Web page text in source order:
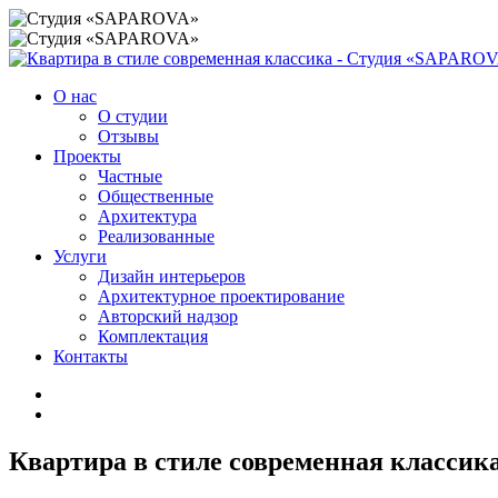
О нас
О студии
Отзывы
Проекты
Частные
Общественные
Архитектура
Реализованные
Услуги
Дизайн интерьеров
Архитектурное проектирование
Авторский надзор
Комплектация
Контакты
Квартира в стиле современная